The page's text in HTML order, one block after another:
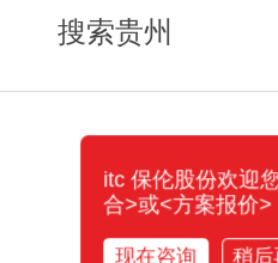
搜索贵州
itc 保伦股份欢迎
合>或<方案报价>
现在咨询 稍